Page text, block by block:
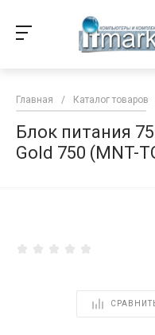
Главная / Каталог товаров
Блок питания
Gold 750 (MNT-